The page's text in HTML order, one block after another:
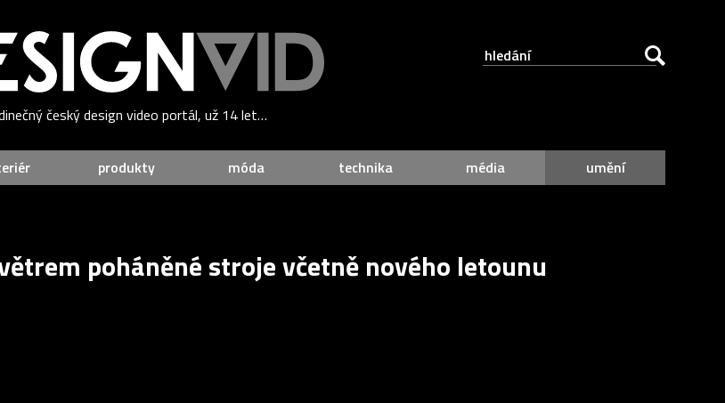
český design video portál, už 14 let…
produkty móda technika média umění
poháněné stroje včetně nového letounu